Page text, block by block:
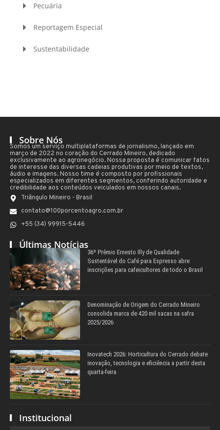
Pecuária
Reportagem Especial
Sustentabilidade
Sobre Nós
Somos um serviço multiplataformas de jornalismo, lançado em
março de 2022 no coração do Cerrado Mineiro, dedicado
exclusivamente ao agronegócio. Nossa proposta é comunicar fatos
de interesse das diversas cadeias produtivas por meio de textos,
áudio e imagens. Nosso time é composto por profissionais
especializados em diferentes segmentos, conferindo autoridade e
credibilidade aos conteúdos veiculados em nossos canais.
Triângulo Mineiro - Brasil
contato@100porcentoagro.com.br
+55 (34) 99915-5446
Últimas Notícias
36º Prêmio Ernesto Illy de Qualidade
Sustentável do Café para Espresso abre
inscrições para cafeicultores de todo o Brasil
Denominação de Origem do Cerrado Mineiro
consolida marca de 420 mil sacas na safra
2025/2026
Inovatech 2026: Horticultura do Cerrado debate
inovação, tecnologia e eficiência a partir desta
quarta-feira
Institucional